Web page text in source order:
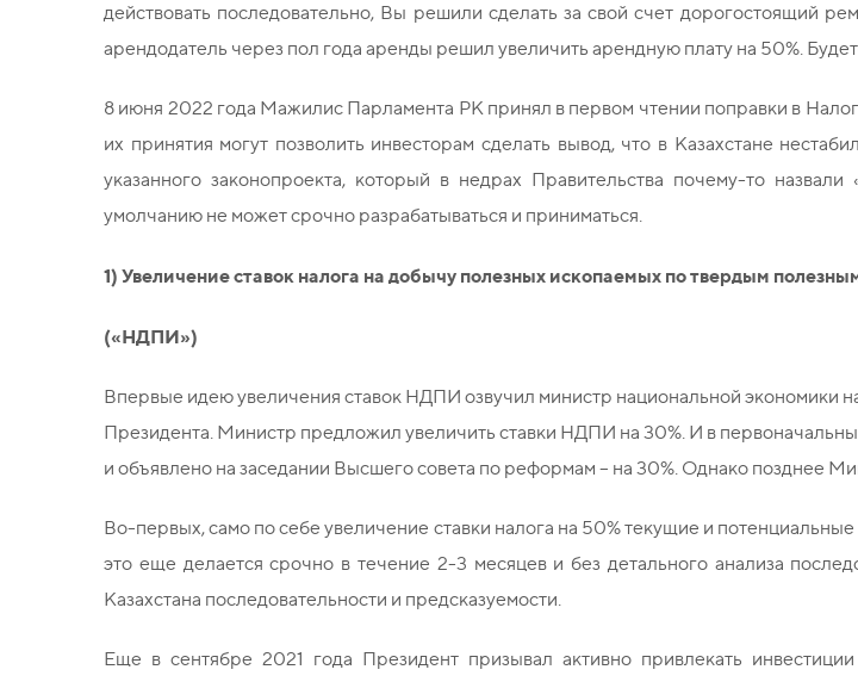
действовать последовательно, Вы решили сделать за свой счет дорогостоящий
арендодатель через пол года аренды решил увеличить арендную плату на 50%.
8 июня 2022 года Мажилис Парламента РК принял в первом чтении поправки в
их принятия могут позволить инвесторам сделать вывод, что в Казахстане
указанного законопроекта, который в недрах Правительства почему-то
умолчанию не может срочно разрабатываться и приниматься.
1) Увеличение ставок налога на добычу полезных ископаемых по твердым
(«НДПИ»)
Впервые идею увеличения ставок НДПИ озвучил министр национальной экономики
Президента. Министр предложил увеличить ставки НДПИ на 30%. И в
и объявлено на заседании Высшего совета по реформам – на 30%. Однако позднее
Во-первых, само по себе увеличение ставки налога на 50% текущие и
это еще делается срочно в течение 2-3 месяцев и без детального анализа
Казахстана последовательности и предсказуемости.
Еще в сентябре 2021 года Президент призывал активно привлекать